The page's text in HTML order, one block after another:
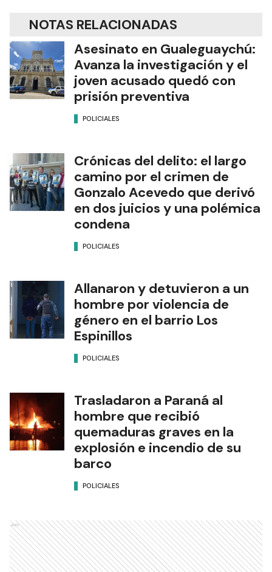
NOTAS RELACIONADAS
Asesinato en Gualeguaychú:
Avanza la investigación y el
joven acusado quedó con
prisión preventiva
POLICIALES
Crónicas del delito: el largo
camino por el crimen de
Gonzalo Acevedo que derivó
en dos juicios y una polémica
condena
POLICIALES
Allanaron y detuvieron a un
hombre por violencia de
género en el barrio Los
Espinillos
POLICIALES
Trasladaron a Paraná al
hombre que recibió
quemaduras graves en la
explosión e incendio de su
barco
POLICIALES
Ads